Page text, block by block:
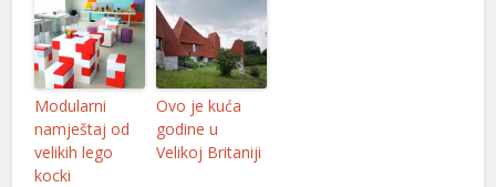
Modularni
namještaj od
velikih lego
kocki
Ovo je kuća
godine u
Velikoj Britaniji